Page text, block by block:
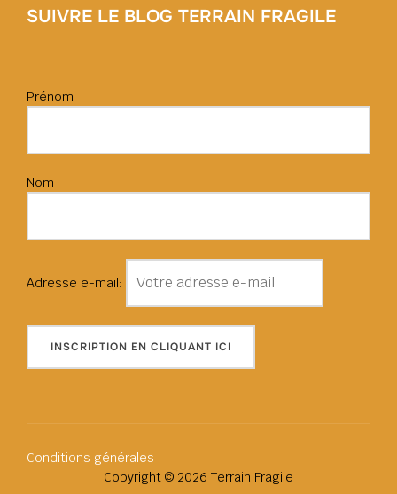
SUIVRE LE BLOG TERRAIN FRAGILE
Prénom
Nom
Adresse e-mail:
Conditions générales
Copyright © 2026 Terrain Fragile